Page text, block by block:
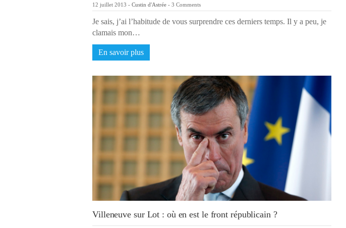
12 juillet 2013 - Custin d'Astrée - 3 Comments
Je sais, j’ai l’habitude de vous surprendre ces derniers temps. Il y a peu, je
clamais mon…
En savoir plus
Villeneuve sur Lot : où en est le front républicain ?